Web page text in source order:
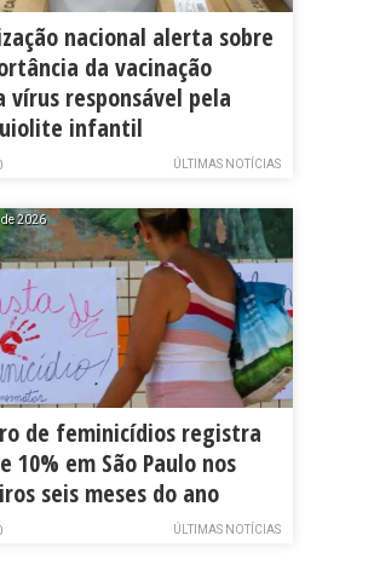
nacional alerta sobre
da vacinação
vírus responsável pela
infantil
ÚLTIMAS NOTÍCIAS
2026
de feminicídios registra
10% em São Paulo nos
seis meses do ano
ÚLTIMAS NOTÍCIAS